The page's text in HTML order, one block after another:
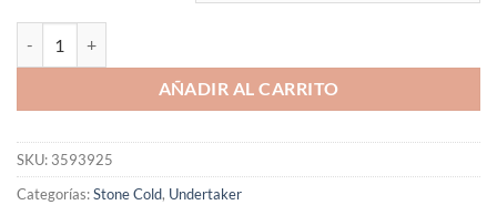
AÑADIR AL CARRITO
SKU: 3593925
Categorías:Stone Cold, Undertaker